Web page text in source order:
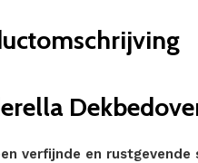
verfijnde en